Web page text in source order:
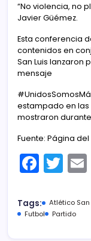
“No violencia, no
Javier Güémez.
Esta conferencia
contenidos en
San Luis lanzaron
mensaje
estampado en
mostraron
Fuente: Página
F
a
c
e
T
w
itt
er
Tags: Atlético San
Futbol
Partido